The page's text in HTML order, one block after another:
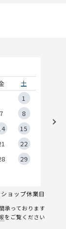
土
1
7
8
15
22
29
ョップ休業日
承っております
をご覧ください